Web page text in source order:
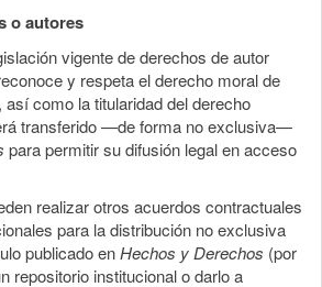
o autores
vigente de derechos de autor
y respeta el derecho moral de
como la titularidad del derecho
transferido —de forma no exclusiva—
para permitir su difusión legal en acceso
realizar otros acuerdos contractuales
para la distribución no exclusiva
publicado enHechos y Derechos (por
repositorio institucional o darlo a